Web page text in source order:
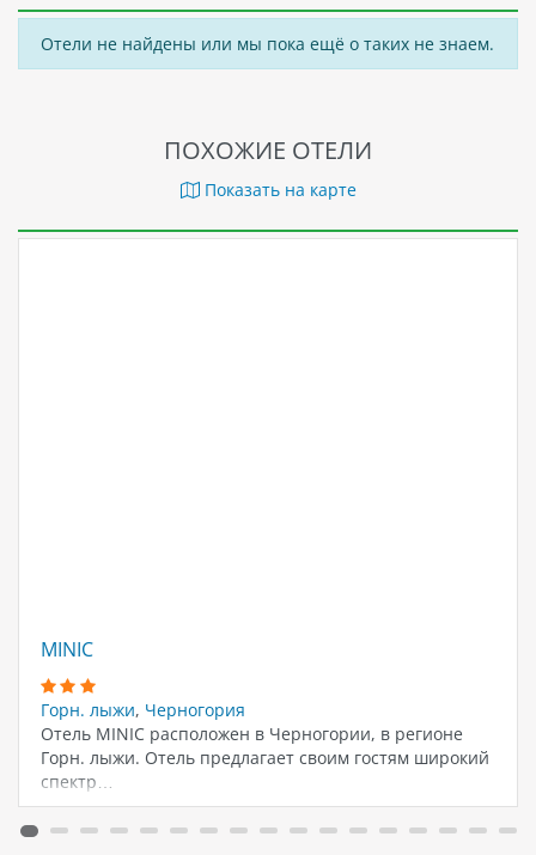
Отели не найдены или мы пока ещё о таких не знаем.
ПОХОЖИЕ ОТЕЛИ
Показать на карте
MINIC
Горн. лыжи, Черногория
Отель MINIC расположен в Черногории, в регионе
Горн. лыжи. Отель предлагает своим гостям широкий
спектр…